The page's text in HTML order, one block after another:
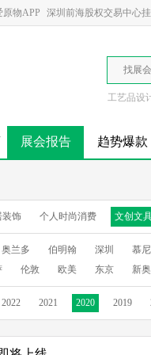
原物APP 深圳前海股权交易中心
找展
工艺品设
展会报告 趋势爆款
装饰 个人时尚消费 文创文
奥兰多 伯明翰 深圳 慕
伦敦 欧美 东京 新
2022 2021 2020 2019